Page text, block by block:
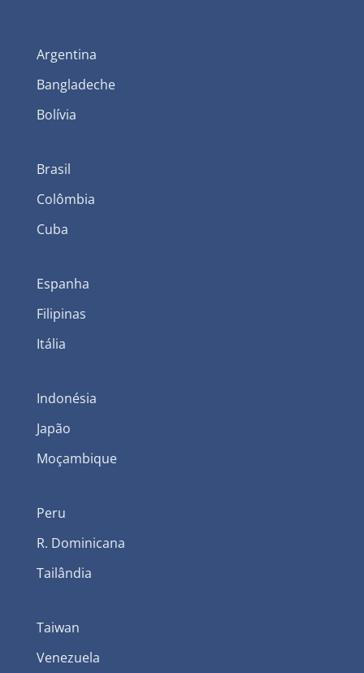
Argentina
Bangladeche
Bolívia
Brasil
Colômbia
Cuba
Espanha
Filipinas
Itália
Indonésia
Japão
Moçambique
Peru
R. Dominicana
Tailândia
Taiwan
Venezuela